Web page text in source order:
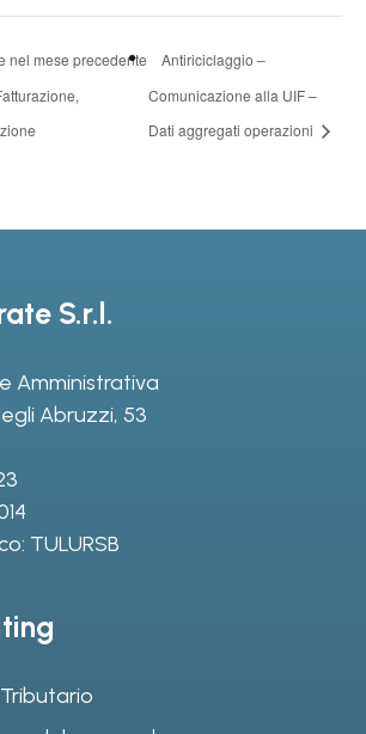
nel mese precedente
Antiriciclaggio –
Comunicazione alla UIF –
Dati aggregati operazioni
S.r.l.
Amministrativa
Abruzzi, 53
TULURSB